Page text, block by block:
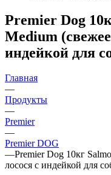
Premier Dog
Medium
индейкой для
Главная
—
Продукты
—
Premier
—
Premier DOG
—Premier Dog 10кг
лосося с индейкой для